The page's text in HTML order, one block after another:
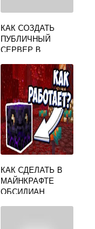
КАК СОЗДАТЬ
ПУБЛИЧНЫЙ
СЕРВЕР В
КАК СДЕЛАТЬ В
МАЙНКРАФТЕ
ОБСИДИАН